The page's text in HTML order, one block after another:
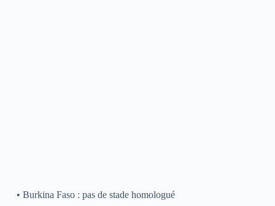
• Burkina Faso : pas de stade homologué